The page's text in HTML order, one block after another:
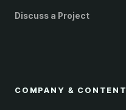
Discuss a Project
COMPANY & CONTENT